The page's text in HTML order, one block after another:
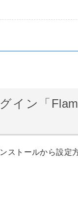
イン「
ストールから設定